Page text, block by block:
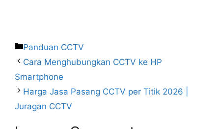
Panduan CCTV
Cara Menghubungkan CCTV ke HP
Smartphone
Harga Jasa Pasang CCTV per Titik 2026 |
Juragan CCTV